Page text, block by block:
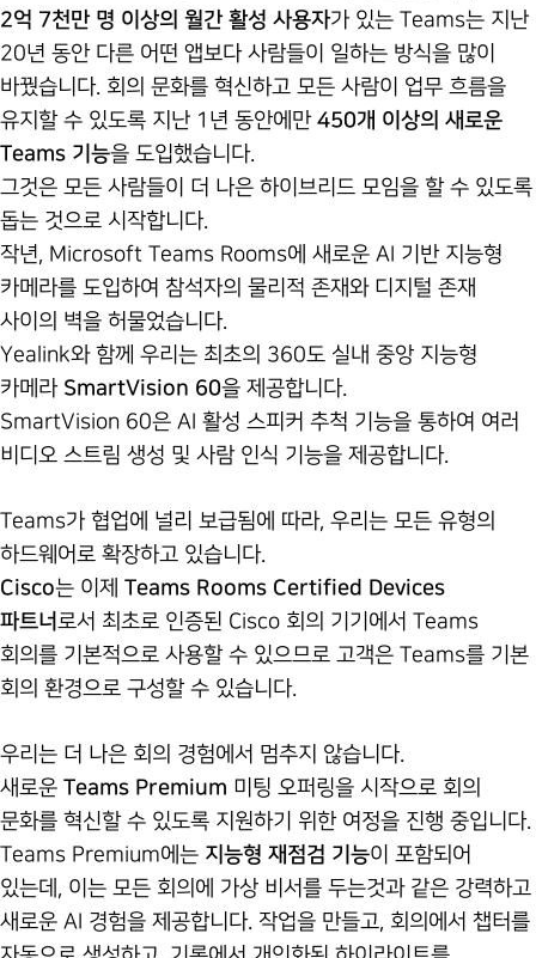
2억 7천만 명 이상의 월간 활성 사용자가 있는 Teams는 지난
20년 동안 다른 어떤 앱보다 사람들이 일하는 방식을 많이
바꿨습니다. 회의 문화를 혁신하고 모든 사람이 업무 흐름을
유지할 수 있도록 지난 1년 동안에만 450개 이상의 새로운
Teams 기능을 도입했습니다.
그것은 모든 사람들이 더 나은 하이브리드 모임을 할 수 있도록
돕는 것으로 시작합니다.
작년, Microsoft Teams Rooms에 새로운 AI 기반 지능형
카메라를 도입하여 참석자의 물리적 존재와 디지털 존재
사이의 벽을 허물었습니다.
Yealink와 함께 우리는 최초의 360도 실내 중앙 지능형
카메라 SmartVision 60을 제공합니다.
SmartVision 60은 AI 활성 스피커 추척 기능을 통하여 여러
비디오 스트림 생성 및 사람 인식 기능을 제공합니다.
Teams가 협업에 널리 보급됨에 따라, 우리는 모든 유형의
하드웨어로 확장하고 있습니다.
Cisco는 이제 Teams Rooms Certified Devices
파트너로서 최초로 인증된 Cisco 회의 기기에서 Teams
회의를 기본적으로 사용할 수 있으므로 고객은 Teams를 기본
회의 환경으로 구성할 수 있습니다.
우리는 더 나은 회의 경험에서 멈추지 않습니다.
새로운 Teams Premium 미팅 오퍼링을 시작으로 회의
문화를 혁신할 수 있도록 지원하기 위한 여정을 진행 중입니다.
Teams Premium에는 지능형 재점검 기능이 포함되어
있는데, 이는 모든 회의에 가상 비서를 두는것과 같은 강력하고
새로운 AI 경험을 제공합니다. 작업을 만들고, 회의에서 챕터를